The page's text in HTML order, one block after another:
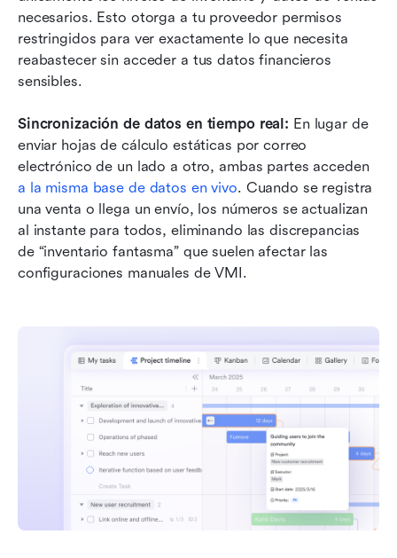
necesarios. Esto otorga a tu proveedor permisos
restringidos para ver exactamente lo que necesita
reabastecer sin acceder a tus datos financieros
sensibles.
Sincronización de datos en tiempo real: En lugar de
enviar hojas de cálculo estáticas por correo
a la misma base de datos en vivo. Cuando se registra
una venta o llega un envío, los números se actualizan
al instante para todos, eliminando las discrepancias
de “inventario fantasma” que suelen afectar las
configuraciones manuales de VMI.